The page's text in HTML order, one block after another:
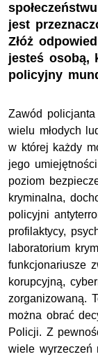
jest
Złóż
jesteś osobą,
policyjny
Zawód
wielu młodych
w której każdy
jego
poziom
kryminalna,
policyjni
profilaktycy,
laboratorium
funkcjonariusze
korupcyjną,
zorganizowaną.
można obrać
Policji. Z
wiele wyrzeczeń